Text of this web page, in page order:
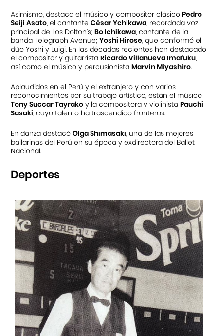
Asimismo, destaca el músico y compositor clásicoPedro
Seiji Asato, el cantanteCésar Ychikawa, recordada voz
principal de Los Dolton’s;Bo Ichikawa, cantante de la
banda Telegraph Avenue;Yoshi Hirose, que conformó el
dúo Yoshi y Luigi. En las décadas recientes han destacado
el compositor y guitarristaRicardo Villanueva Imafuku,
así como el músico y percusionistaMarvin Miyashiro.
Aplaudidos en el Perú y el extranjero y con varios
reconocimientos por su trabajo artístico, están el músico
Tony Succar Tayrako y la compositora y violinistaPauchi
Sasaki, cuyo talento ha trascendido fronteras.
En danza destacóOlga Shimasaki, una de las mejores
bailarinas del Perú en su época y exdirectora del Ballet
Nacional.
Deportes